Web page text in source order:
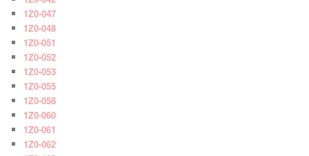
1Z0-047
1Z0-048
1Z0-051
1Z0-052
1Z0-053
1Z0-055
1Z0-058
1Z0-060
1Z0-061
1Z0-062